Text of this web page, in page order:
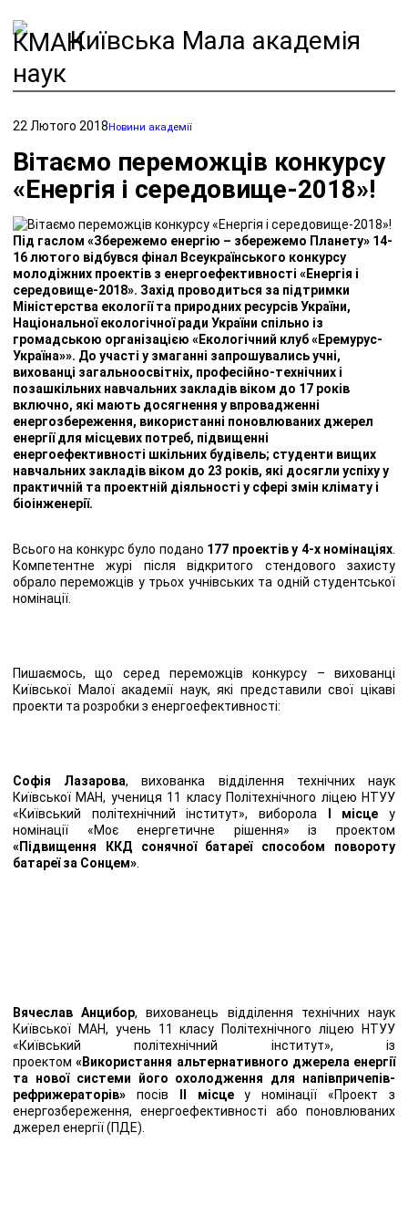
Київська Мала академія
наук
22 Лютого 2018Новини академії
Вітаємо переможців конкурсу
«Енергія і середовище-2018»!
Під гаслом «Збережемо енергію – збережемо Планету» 14-
16 лютого відбувся фінал Всеукраїнського конкурсу
молодіжних проектів з енергоефективності «Енергія і
середовище-2018». Захід проводиться за підтримки
Міністерства екології та природних ресурсів України,
Національної екологічної ради України спільно із
громадською організацією «Екологічний клуб «Еремурус-
Україна»». До участі у змаганні запрошувались учні,
вихованці загальноосвітніх, професійно-технічних і
позашкільних навчальних закладів віком до 17 років
включно, які мають досягнення у впровадженні
енергозбереження, використанні поновлюваних джерел
енергії для місцевих потреб, підвищенні
енергоефективності шкільних будівель; студенти вищих
навчальних закладів віком до 23 років, які досягли успіху у
практичній та проектній діяльності у сфері змін клімату і
біоінженерії.
Всього на конкурс було подано 177 проектів у 4-х номінаціях
Компетентне журі після відкритого стендового захисту
обрало переможців у трьох учнівських та одній студентської
номінації.
Пишаємось, що серед переможців конкурсу – вихованці
Київської Малої академії наук, які представили свої цікаві
проекти та розробки з енергоефективності:
Софія Лазарова, вихованка відділення технічних наук
Київської МАН, учениця 11 класу Політехнічного ліцею НТУУ
«Київський політехнічний інститут», виборола
І місцеу
номінації «Моє енергетичне рішення» із проектом
«Підвищення ККД сонячної батареї способом повороту
батареї за Сонцем»
Вячеслав Анцибор, вихованець відділення технічних наук
Київської МАН, учень 11 класу Політехнічного ліцею НТУУ
«Київський політехнічний інститут», із
проектом«Використання альтернативного джерела енергії
та нової системи його охолодження для напівпричепів-
рефрижераторів» посів ІІ місцеу номінації «Проект з
енергозбереження, енергоефективності або поновлюваних
джерел енергії (ПДЕ).